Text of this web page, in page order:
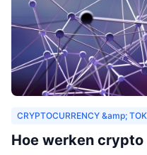
CRYPTOCURRENCY &amp;
Hoe werken